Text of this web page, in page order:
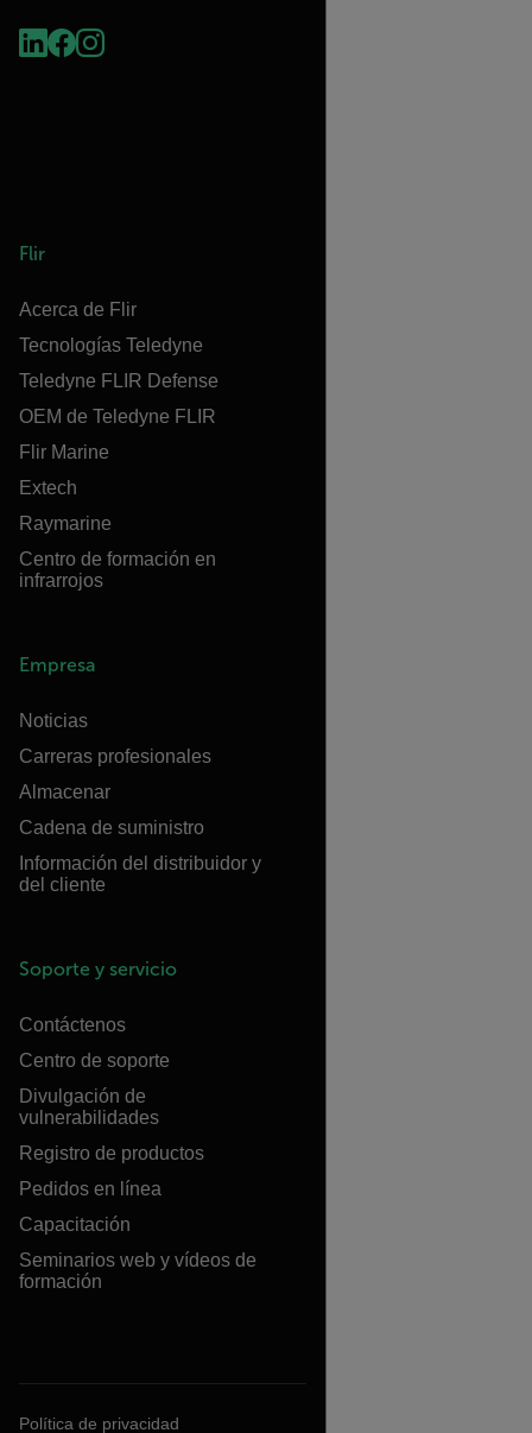
Flir
Acerca de Flir
Tecnologías Teledyne
Teledyne FLIR Defense
OEM de Teledyne FLIR
Flir Marine
Extech
Raymarine
Centro de formación en
infrarrojos
Empresa
Noticias
Carreras profesionales
Almacenar
Cadena de suministro
Información del distribuidor y
del cliente
Soporte y servicio
Contáctenos
Centro de soporte
Divulgación de
vulnerabilidades
Registro de productos
Pedidos en línea
Capacitación
Seminarios web y vídeos de
formación
Política de privacidad